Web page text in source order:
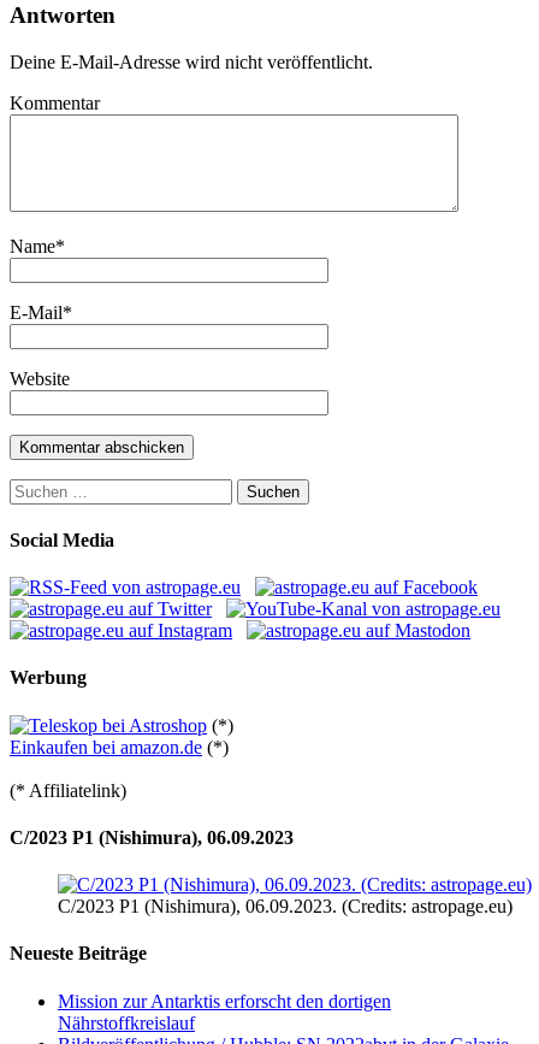
Antworten
Deine E-Mail-Adresse wird nicht veröffentlicht.
Kommentar
Name*
E-Mail*
Website
Suchen
nach:
Social Media
Werbung
(*)
Einkaufen bei amazon.de (*)
(* Affiliatelink)
C/2023 P1 (Nishimura), 06.09.2023
C/2023 P1 (Nishimura), 06.09.2023. (Credits: astropage.eu)
Neueste Beiträge
Mission zur Antarktis erforscht den dortigen
Nährstoffkreislauf